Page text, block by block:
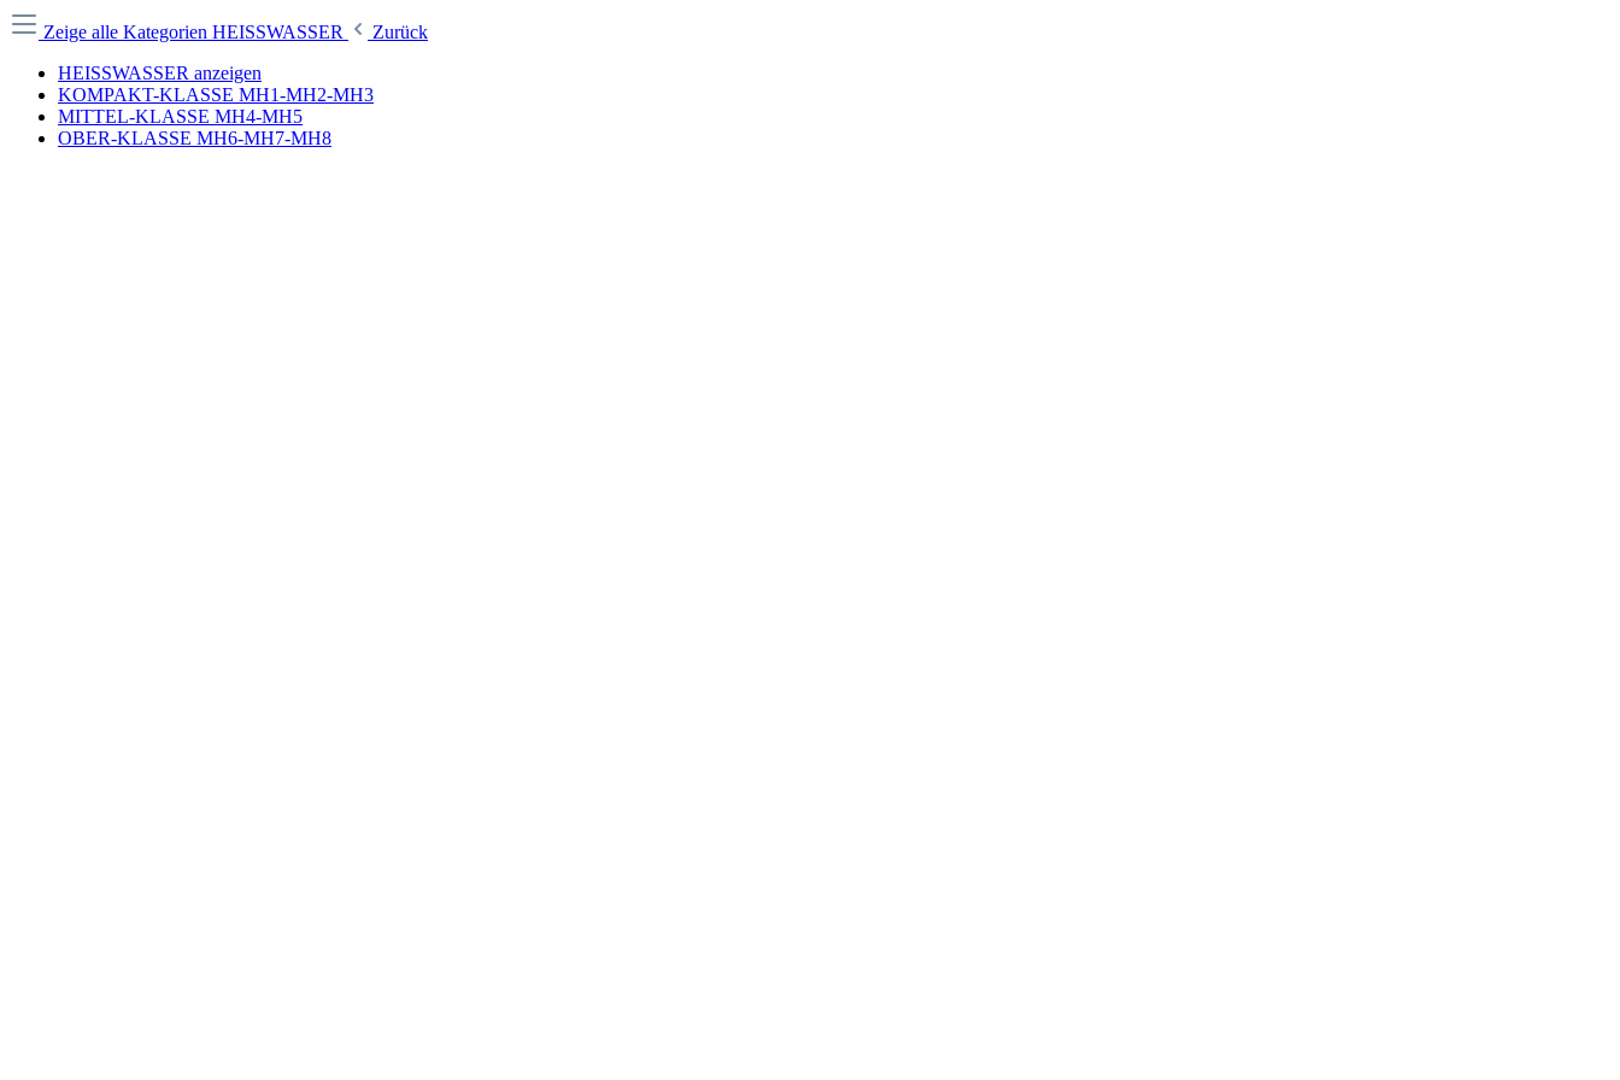
Zeige alle Kategorien HEISSWASSER
Zurück
HEISSWASSER anzeigen
KOMPAKT-KLASSE MH1-MH2-MH3
MITTEL-KLASSE MH4-MH5
OBER-KLASSE MH6-MH7-MH8